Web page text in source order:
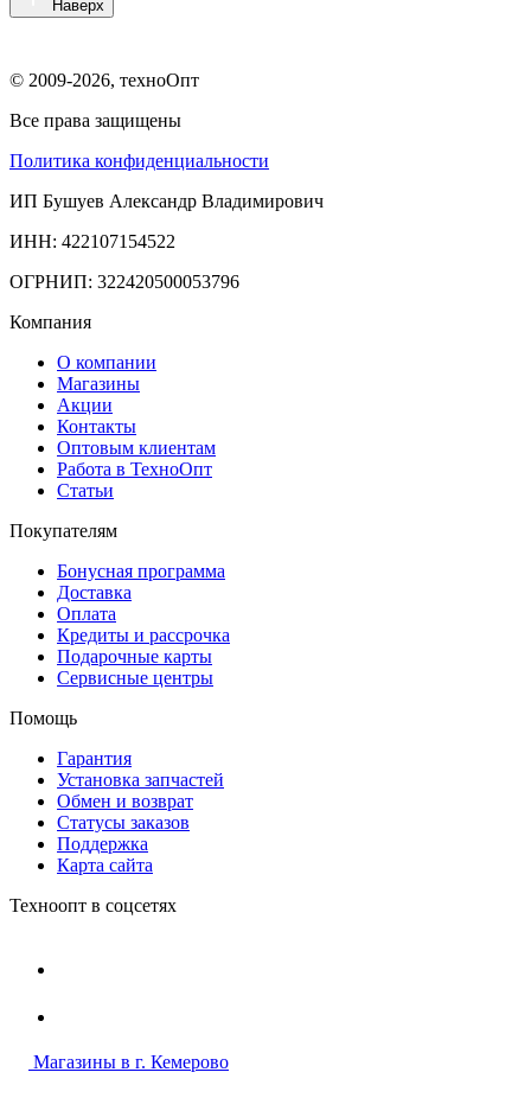
Наверх
© 2009-2026, техноОпт
Все права защищены
Политика конфиденциальности
ИП Бушуев Александр Владимирович
ИНН: 422107154522
ОГРНИП: 322420500053796
Компания
О компании
Магазины
Акции
Контакты
Оптовым клиентам
Работа в ТехноОпт
Статьи
Покупателям
Бонусная программа
Доставка
Оплата
Кредиты и рассрочка
Подарочные карты
Сервисные центры
Помощь
Гарантия
Установка запчастей
Обмен и возврат
Статусы заказов
Поддержка
Карта сайта
Техноопт в соцсетях
Магазины в г. Кемерово